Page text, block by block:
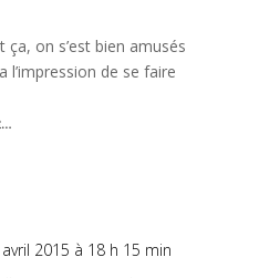
ça, on s’est bien amusés
l’impression de se faire
2015 à 18 h 15 min